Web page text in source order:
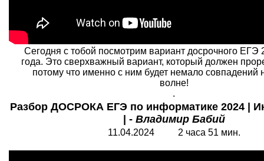
Сегодня с тобой посмотрим вариант досрочного ЕГЭ
года. Это сверхважный вариант, который должен
потому что именно с ним будет немало совпадений
волне!
.
Разбор ДОСРОКА ЕГЭ по информатике 2024 |
| - Владимир Бабий
11.04.2024 2 часа 51 мин.